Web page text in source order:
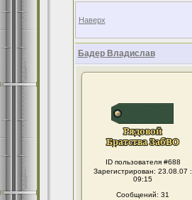
Наверх
Бадер Владислав
ID пользователя #688
Зарегистрирован: 23.08.07 :
09:15
Сообщений: 31